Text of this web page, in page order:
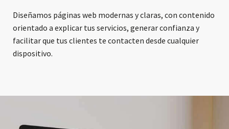
Diseñamos páginas web modernas y claras, con contenido
orientado a explicar tus servicios, generar confianza y
facilitar que tus clientes te contacten desde cualquier
dispositivo.